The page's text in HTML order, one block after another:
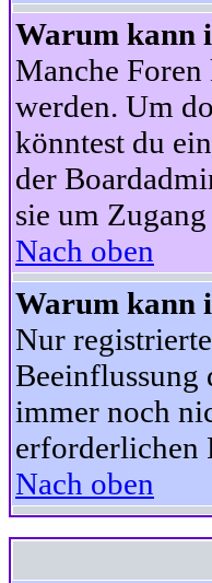
Warum kann
Manche
werden. Um
könntest du
der
sie um
Nach oben
Warum kann
Nur
Beeinflussung
immer noch
erforderlichen
Nach oben